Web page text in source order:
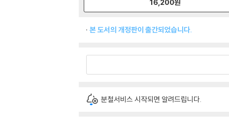
16,200원
본 도서의 개정판이 출간되었습니다.
분철서비스 시작되면 알려드립니다.